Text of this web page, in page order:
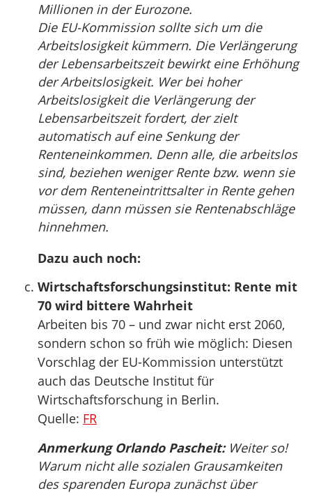
Millionen in der Eurozone.
Die EU-Kommission sollte sich um die
Arbeitslosigkeit kümmern. Die Verlängerung
der Lebensarbeitszeit bewirkt eine Erhöhung
der Arbeitslosigkeit. Wer bei hoher
Arbeitslosigkeit die Verlängerung der
Lebensarbeitszeit fordert, der zielt
automatisch auf eine Senkung der
Renteneinkommen. Denn alle, die arbeitslos
sind, beziehen weniger Rente bzw. wenn sie
vor dem Renteneintrittsalter in Rente gehen
müssen, dann müssen sie Rentenabschläge
hinnehmen.
Dazu auch noch:
Wirtschaftsforschungsinstitut: Rente mit
70 wird bittere Wahrheit
Arbeiten bis 70 – und zwar nicht erst 2060,
sondern schon so früh wie möglich: Diesen
Vorschlag der EU-Kommission unterstützt
auch das Deutsche Institut für
Wirtschaftsforschung in Berlin.
Quelle: FR
Anmerkung Orlando Pascheit:Weiter so!
Warum nicht alle sozialen Grausamkeiten
des sparenden Europa zunächst über